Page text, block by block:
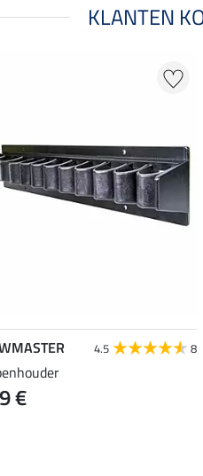
KLANTEN
4.5 8
€